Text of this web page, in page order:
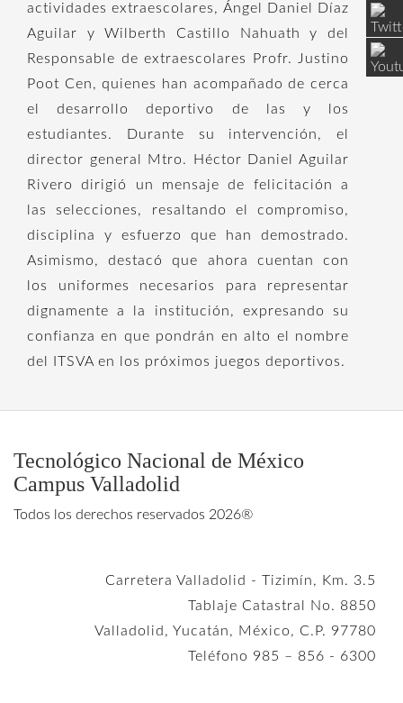
actividades extraescolares, Ángel Daniel Díaz
Aguilar y Wilberth Castillo Nahuath y del
Responsable de extraescolares Profr. Justino
Poot Cen, quienes han acompañado de cerca
el desarrollo deportivo de las y los
estudiantes. Durante su intervención, el
director general Mtro. Héctor Daniel Aguilar
Rivero dirigió un mensaje de felicitación a
las selecciones, resaltando el compromiso,
disciplina y esfuerzo que han demostrado.
Asimismo, destacó que ahora cuentan con
los uniformes necesarios para representar
dignamente a la institución, expresando su
confianza en que pondrán en alto el nombre
del ITSVA en los próximos juegos deportivos.
Tecnológico Nacional de México
Campus Valladolid
Todos los derechos reservados 2026®
Carretera Valladolid - Tizimín, Km. 3.5
Tablaje Catastral No. 8850
Valladolid, Yucatán, México, C.P. 97780
Teléfono 985 – 856 - 6300